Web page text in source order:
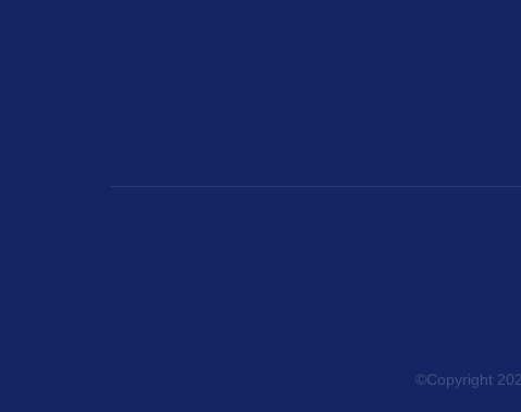
©Copyright